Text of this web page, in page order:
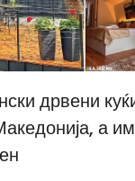
дрвени
а